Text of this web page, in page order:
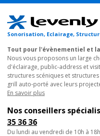
- Assemblage par manchon
- Système de jonction :
- Poids : 3Kg/m
Sonorisation, Eclairage,
Tout pour l'évènementiel et
Nous vous proposons un large
d'éclairage, public-address et
structures scéniques et
grill auto-porté avec leurs
En savoir plus
Nos conseillers
35 36 36
du lundi au vendredi de 10h à